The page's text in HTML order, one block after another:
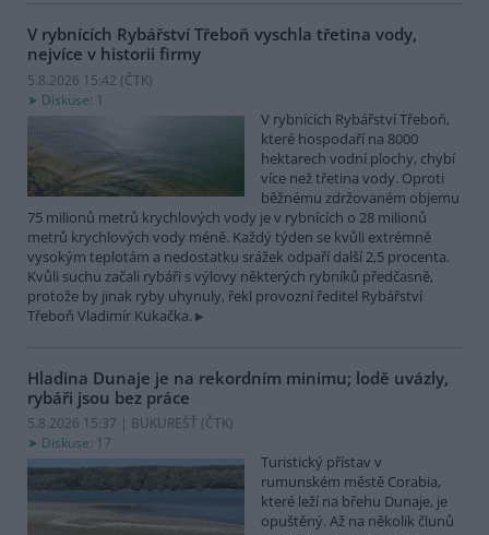
V rybnících Rybářství Třeboň vyschla třetina vody,
nejvíce v historii firmy
5.8.2026 15:42 (ČTK)
Diskuse: 1
V rybnících Rybářství Třeboň,
které hospodaří na 8000
hektarech vodní plochy, chybí
více než třetina vody. Oproti
běžnému zdržovaném objemu
75 milionů metrů krychlových vody je v rybnících o 28 milionů
metrů krychlových vody méně. Každý týden se kvůli extrémně
vysokým teplotám a nedostatku srážek odpaří další 2,5 procenta.
Kvůli suchu začali rybáři s výlovy některých rybníků předčasně,
protože by jinak ryby uhynuly, řekl provozní ředitel Rybářství
Třeboň Vladimír Kukačka.
Hladina Dunaje je na rekordním minimu; lodě uvázly,
rybáři jsou bez práce
5.8.2026 15:37 | BUKUREŠŤ (ČTK)
Diskuse: 17
Turistický přístav v
rumunském městě Corabia,
které leží na břehu Dunaje, je
opuštěný. Až na několik člunů